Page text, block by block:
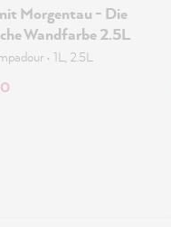
Morgentau - Die
Wandfarbe 2.5L
• 1L, 2.5L